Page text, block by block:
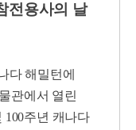
전용사의 날
다 해밀턴에
관에서 열린
100주년 캐나다